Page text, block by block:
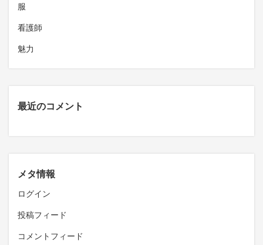
服
看護師
魅力
最近のコメント
メタ情報
ログイン
投稿フィード
コメントフィード